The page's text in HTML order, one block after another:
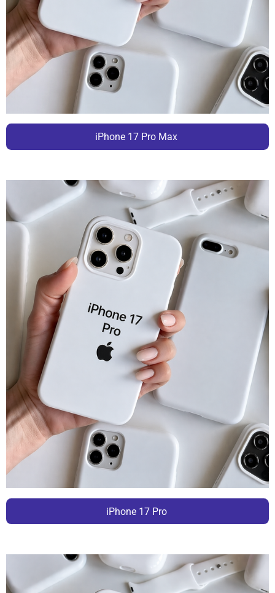
iPhone 17 Pro Max
iPhone 17 Pro